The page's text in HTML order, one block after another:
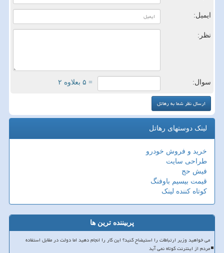
ایمیل:
نظر:
سوال: = ۵ بعلاوه ۲
لینک دوستهای رهاتل
خرید و فروش خودرو
طراحی سایت
فیش حج
قیمت بیسیم باوفنگ
کوتاه کننده لینک
پربیننده ترین ها
می خواهید وزیر ارتباطات را استیضاح کنید؟ این کار را انجام دهید اما دولت در مقابل استفاده
مردم از اینترنت کوتاه نمی آید